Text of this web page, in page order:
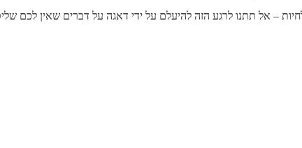
– אל תתנו לרגע הזה להיעלם על ידי דאגה על דברים שאין לכם